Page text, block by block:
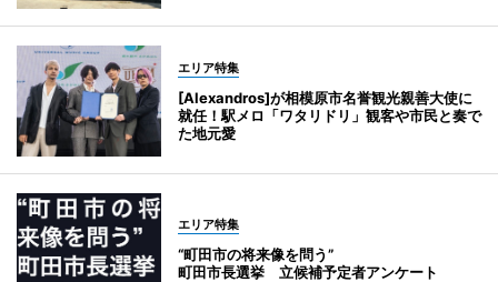
エリア特集
[Alexandros]が相模原市名誉観光親善大使に
就任！駅メロ「ワタリドリ」観客や市民と奏で
た地元愛
エリア特集
“町田市の将来像を問う”
町田市長選挙 立候補予定者アンケート